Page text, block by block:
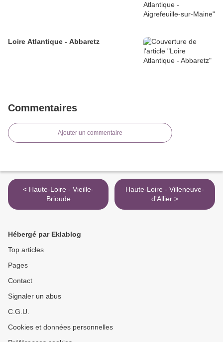
Loire Atlantique - Abbaretz
Commentaires
Ajouter un commentaire
< Haute-Loire - Vieille-
Brioude
Haute-Loire - Villeneuve-
d'Allier >
Hébergé par Eklablog
Top articles
Pages
Contact
Signaler un abus
C.G.U.
Cookies et données personnelles